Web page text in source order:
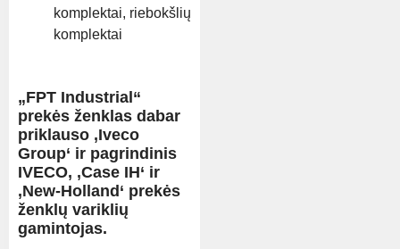
komplektai, riebokšlių
komplektai
„FPT Industrial“
prekės ženklas dabar
priklauso ‚Iveco
Group‘ ir pagrindinis
IVECO, ‚Case IH‘ ir
‚New-Holland‘ prekės
ženklų variklių
gamintojas.